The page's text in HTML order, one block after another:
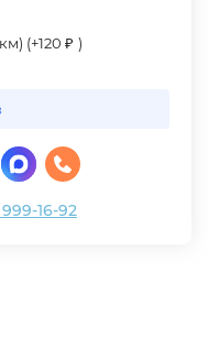
(+120 ₽ )
16-92